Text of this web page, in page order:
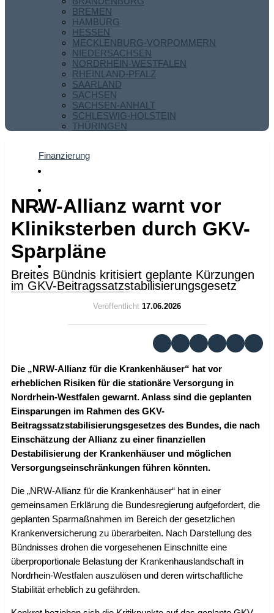
BREMEN
HAMBURG
HESSEN
MECKLENBURG-VORPOMMERN
NIEDERSACHSEN
NORDRHEIN-WESTFALEN
RHEINLAND-PFALZ
SAARLAND
SACHSEN
SACHSEN-ANHALT
SCHLESWIG-HOLSTEIN
THÜRINGEN
Finanzierung
NRW-Allianz warnt vor
Kliniksterben durch GKV-
Sparpläne
Breites Bündnis kritisiert geplante Kürzungen
im GKV-Beitragssatzstabilisierungsgesetz
Veröffentlicht 17.06.2026
Die „NRW-Allianz für die Krankenhäuser“ hat vor
erheblichen Risiken für die stationäre Versorgung in
Nordrhein-Westfalen gewarnt. Anlass sind die geplanten
Einsparungen im Rahmen des GKV-
Beitragssatzstabilisierungsgesetzes des Bundes, die nach
Einschätzung der Allianz zu einer finanziellen
Destabilisierung der Krankenhäuser und möglichen
Versorgungseinschränkungen führen könnten.
Die „NRW-Allianz für die Krankenhäuser“ hat in einer
gemeinsamen Erklärung die Bundesregierung aufgefordert, die
geplanten Sparmaßnahmen im Bereich der gesetzlichen
Krankenversicherung zu überarbeiten. Nach Darstellung des
Bündnisses drohen die vorgesehenen Einschnitte eine
überproportionale Belastung der Krankenhauslandschaft in
Nordrhein-Westfalen auszulösen und deren wirtschaftliche
Stabilität erheblich zu gefährden.